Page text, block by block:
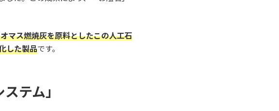
マス燃焼灰を原料としたこの人工石
した製品です。
テム」